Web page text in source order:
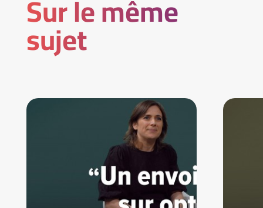
Sur le même
sujet